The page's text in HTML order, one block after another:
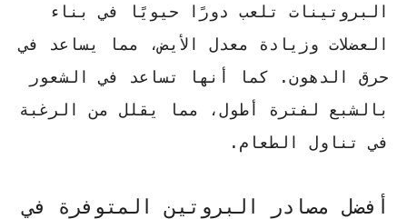
البروتينات تلعب دورًا حيويًا في بناء
العضلات وزيادة معدل الأيض، مما يساعد في
حرق الدهون. كما أنها تساعد في الشعور
بالشبع لفترة أطول، مما يقلل من الرغبة
في تناول الطعام.
أفضل مصادر البروتين المتوفرة في